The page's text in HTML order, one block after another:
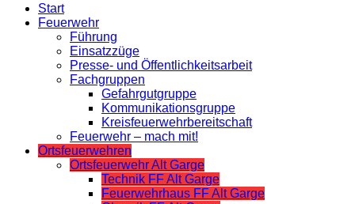
Start
Feuerwehr
Führung
Einsatzzüge
Presse- und Öffentlichkeitsarbeit
Fachgruppen
Gefahrgutgruppe
Kommunikationsgruppe
Kreisfeuerwehrbereitschaft
Feuerwehr – mach mit!
Ortsfeuerwehren
Ortsfeuerwehr Alt Garge
Technik FF Alt Garge
Feuerwehrhaus FF Alt Garge